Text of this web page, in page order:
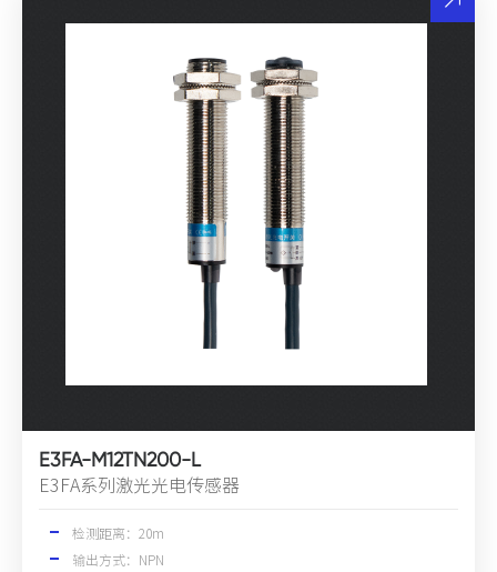
E3FA-M12TN200-L
E3FA系列激光光电传感器
检测距离：20m
输出方式：NPN